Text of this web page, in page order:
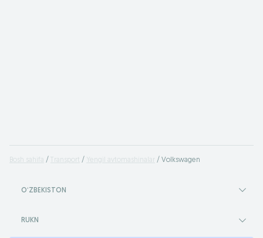
Bosh sahifa Transport Yengil avtomashinalar Volkswagen
OʻZBEKISTON
RUKN